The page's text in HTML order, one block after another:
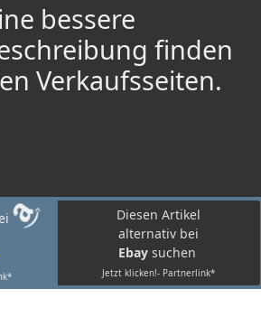
bessere
finden
Verkaufsseiten.
Diesen Artikel
alternativ bei
Ebay suchen
Jetzt klicken!- Partnerlink*